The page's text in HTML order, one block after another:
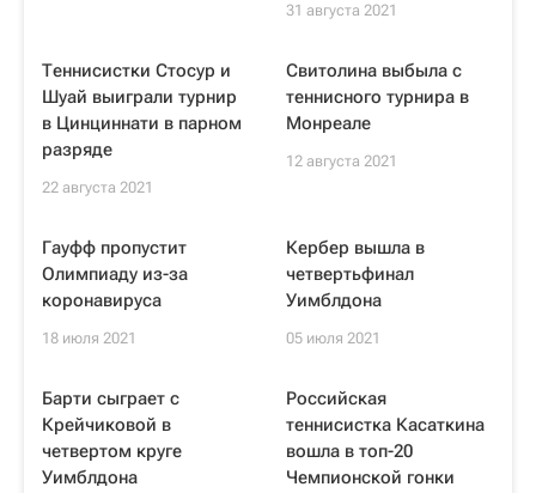
31 августа 2021
Теннисистки Стосур и
Шуай выиграли турнир
в Цинциннати в парном
разряде
22 августа 2021
Свитолина выбыла с
теннисного турнира в
Монреале
12 августа 2021
Гауфф пропустит
Олимпиаду из-за
коронавируса
18 июля 2021
Кербер вышла в
четвертьфинал
Уимблдона
05 июля 2021
Барти сыграет с
Крейчиковой в
четвертом круге
Уимблдона
Российская
теннисистка Касаткина
вошла в топ-20
Чемпионской гонки